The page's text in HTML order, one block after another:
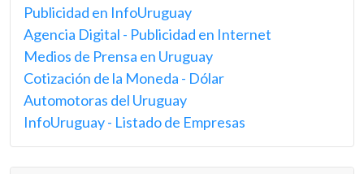
Publicidad en InfoUruguay
Agencia Digital - Publicidad en Internet
Medios de Prensa en Uruguay
Cotización de la Moneda - Dólar
Automotoras del Uruguay
InfoUruguay - Listado de Empresas